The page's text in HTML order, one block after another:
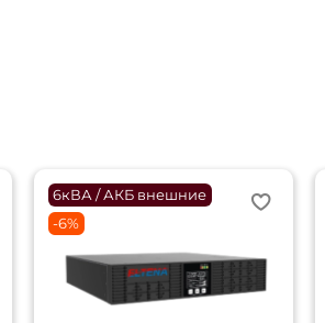
6кВА / АКБ внешние
-6%